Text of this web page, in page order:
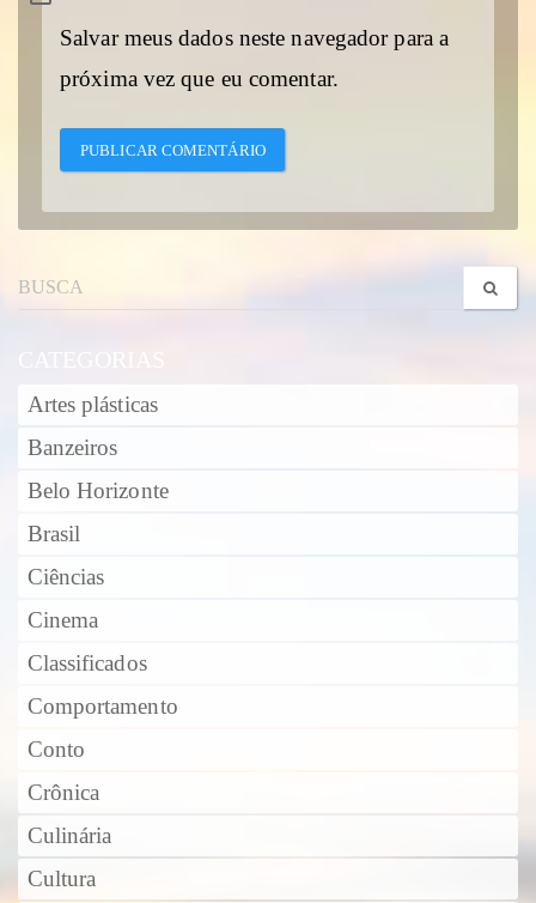
Salvar meus dados neste navegador para a
próxima vez que eu comentar.
Artes plásticas
Banzeiros
Belo Horizonte
Brasil
Ciências
Cinema
Classificados
Comportamento
Conto
Crônica
Culinária
Cultura